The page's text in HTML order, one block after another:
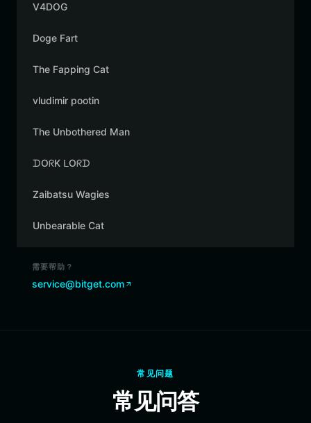
V4DOG
Doge Fart
The Fapping Cat
vludimir pootin
The Unbothered Man
ᗪOᖇK ᒪOᖇᗪ
Zaibatsu Wagies
Unbearable Cat
需要帮助？
service@bitget.com
常见问题
常见问答